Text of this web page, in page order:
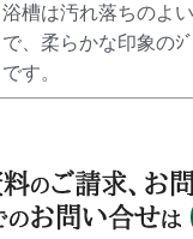
浴槽は汚れ落ちのよ
で、柔らかな印象のｼ
です。